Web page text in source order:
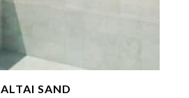
ALTAI SAND